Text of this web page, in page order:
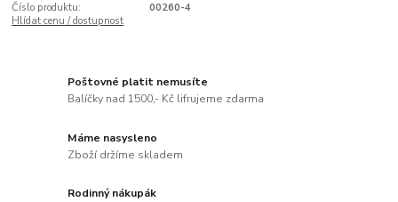
Číslo produktu:
00260-4
Hlídat cenu / dostupnost
Poštovné platit nemusíte
Balíčky nad 1500,- Kč lifrujeme zdarma
Máme nasysleno
Zboží držíme skladem
Rodinný nákupák